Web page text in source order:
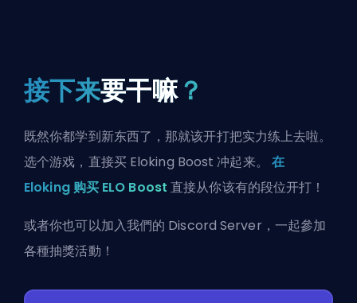
接下来要干嘛？
既然你都学到新东西了，那就该开打把实力练上去啦。
选个游戏，直接买 Eloking Boost 冲起来。 在
Eloking 购买 ELO Boost 直接从你该有的段位开打！
或者你也可以加入我們的 Discord Server ，一起參加
各種抽獎活動！